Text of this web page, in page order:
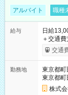
アルバイト 職種
給与
日給
＋交通費支給 ★交通費全額支給！ ┗案件
いOK！
ンビニ
交通
勤務地
東京都町
東京都町
株式